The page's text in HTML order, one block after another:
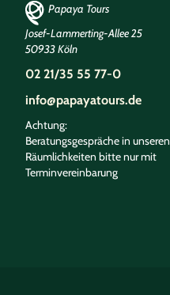
Papaya Tours
Josef-Lammerting-Allee 25
50933 Köln
02 21/35 55 77-0
info@papayatours.de
Achtung:
Beratungsgespräche in unseren
Räumlichkeiten bitte nur mit
Terminvereinbarung